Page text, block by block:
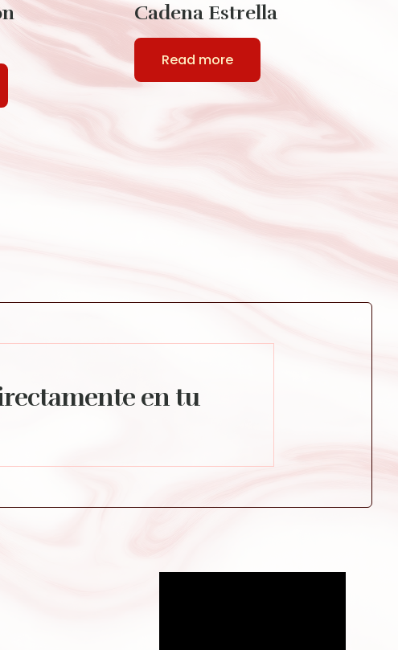
Cadena Estrella
Read more
en tu